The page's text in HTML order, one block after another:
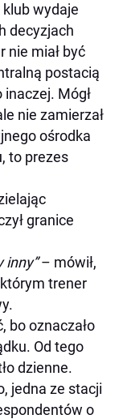
klub wydaje
decyzjach
nie miał być
postacią
inaczej. Mógł
nie zamierzał
ośrodka
to prezes
granice
inny”– mówił,
trener
bo oznaczało
Od tego
dzienne.
jedna ze stacji
o